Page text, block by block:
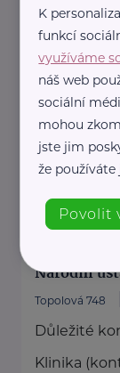
Jiřice 298
Jsem
pomoci s
touhou
https://
Národní
Topolová 748
Důležité
Klinika
K
funkcí
využíváme
náš web
sociální
mohou
jste jim
že používáte
Povolit